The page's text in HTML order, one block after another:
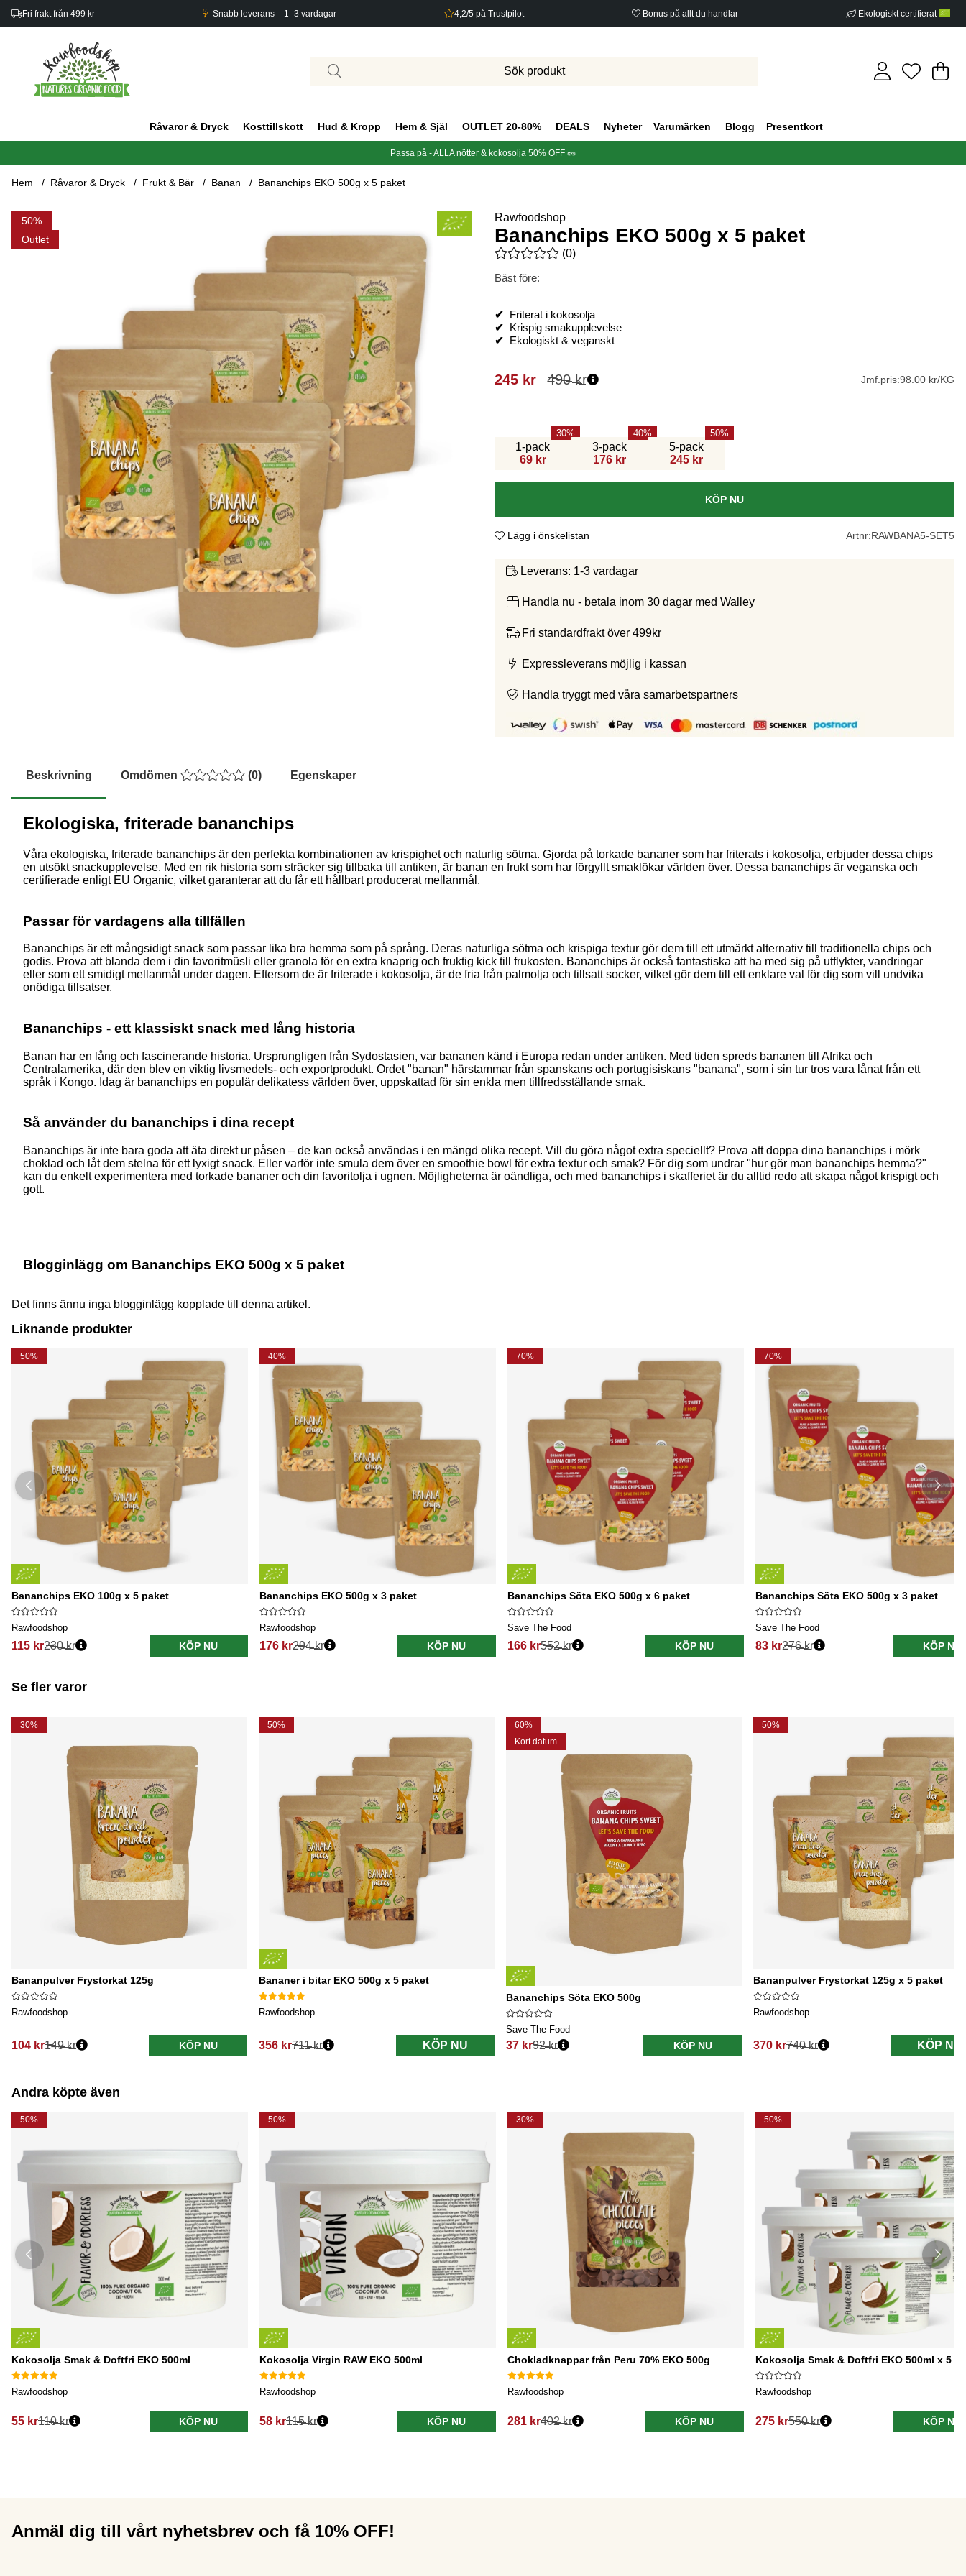
Fri frakt från 499 kr Snabb leverans – 1–3 vardagar 4,2/5 på Trustpilot Bonus på allt du handlar Ekologiskt certifierat
.
Råvaror & Dryck Kosttillskott Hud & Kropp Hem & Själ OUTLET 20-80% DEALS Nyheter Varumärken Blogg Presentkort
Passa på - ALLA nötter & kokosolja 50% OFF 🥜
Hem Råvaror & Dryck Frukt & Bär Banan Bananchips EKO 500g x 5 paket
50
Outlet
Produktbilder Bananchips EKO 500g x 5 paket Rawfoodshop
Bananchips EKO 500g x 5 paket
Medelbetyg 0 av 5 Antal betyg 0
(0)
Bäst före:
✔
Friterat i kokosolja
✔
Krispig smakupplevelse
✔
Ekologiskt & veganskt
490kr
245 kr Jmf.pris:98.00 kr/KG
1-pack
69 kr
30
3-pack
176 kr
40
5-pack
245 kr
50
KÖP NU
Lägg i önskelistan Artnr:RAWBANA5-SET5
Leverans: 1-3 vardagar
Handla nu - betala inom 30 dagar med Walley
Fri standardfrakt över 499kr
Expressleverans möjlig i kassan
Handla tryggt med våra samarbetspartners
Beskrivning Omdömen (0) Egenskaper
Ekologiska, friterade bananchips
Våra ekologiska, friterade bananchips är den perfekta kombinationen av krispighet och naturlig sötma. Gjorda på torkade bananer som har friterats i kokosolja, erbjuder dessa chips
en utsökt snackupplevelse. Med en rik historia som sträcker sig tillbaka till antiken, är banan en frukt som har förgyllt smaklökar världen över. Dessa bananchips är veganska och
certifierade enligt EU Organic, vilket garanterar att du får ett hållbart producerat mellanmål.
Passar för vardagens alla tillfällen
Bananchips är ett mångsidigt snack som passar lika bra hemma som på språng. Deras naturliga sötma och krispiga textur gör dem till ett utmärkt alternativ till traditionella chips och
godis. Prova att blanda dem i din favoritmüsli eller granola för en extra knaprig och fruktig kick till frukosten. Bananchips är också fantastiska att ha med sig på utflykter, vandringar
eller som ett smidigt mellanmål under dagen. Eftersom de är friterade i kokosolja, är de fria från palmolja och tillsatt socker, vilket gör dem till ett enklare val för dig som vill undvika
onödiga tillsatser.
Bananchips - ett klassiskt snack med lång historia
Banan har en lång och fascinerande historia. Ursprungligen från Sydostasien, var bananen känd i Europa redan under antiken. Med tiden spreds bananen till Afrika och
Centralamerika, där den blev en viktig livsmedels- och exportprodukt. Ordet "banan" härstammar från spanskans och portugisiskans "banana", som i sin tur tros vara lånat från ett
språk i Kongo. Idag är bananchips en populär delikatess världen över, uppskattad för sin enkla men tillfredsställande smak.
Så använder du bananchips i dina recept
Bananchips är inte bara goda att äta direkt ur påsen – de kan också användas i en mängd olika recept. Vill du göra något extra speciellt? Prova att doppa dina bananchips i mörk
choklad och låt dem stelna för ett lyxigt snack. Eller varför inte smula dem över en smoothie bowl för extra textur och smak? För dig som undrar "hur gör man bananchips hemma?"
kan du enkelt experimentera med torkade bananer och din favoritolja i ugnen. Möjligheterna är oändliga, och med bananchips i skafferiet är du alltid redo att skapa något krispigt och
gott.
Blogginlägg om Bananchips EKO 500g x 5 paket
Det finns ännu inga blogginlägg kopplade till denna artikel.
Liknande produkter
50%
Bananchips EKO 100g x 5 paket
Rawfoodshop
115 kr230 kr KÖP NU
40%
Bananchips EKO 500g x 3 paket
Rawfoodshop
176 kr294 kr KÖP NU
70%
Bananchips Söta EKO 500g x 6 paket
Save The Food
166 kr552 kr KÖP NU
70%
Bananchips Söta EKO 500g x 3 paket
Save The Food
83 kr276 kr KÖP NU
Se fler varor
30%
Bananpulver Frystorkat 125g
Rawfoodshop
104 kr
Ordinarie pris:
149 kr KÖP NU
50%
Bananer i bitar EKO 500g x 5 paket
Rawfoodshop
356 kr
Ordinarie pris:
711 kr KÖP NU
60%
Kort datum
Bananchips Söta EKO 500g
Save The Food
37 kr
Ordinarie pris:
92 kr KÖP NU
50%
Bananpulver Frystorkat 125g x 5 paket
Rawfoodshop
370 kr
Ordinarie pris:
740 kr KÖP NU
Andra köpte även
50%
Kokosolja Smak & Doftfri EKO 500ml
Rawfoodshop
55 kr110 kr KÖP NU
50%
Kokosolja Virgin RAW EKO 500ml
Rawfoodshop
58 kr115 kr KÖP NU
30%
Chokladknappar från Peru 70% EKO 500g
Rawfoodshop
281 kr402 kr KÖP NU
50%
Kokosolja Smak & Doftfri EKO 500ml x 5
Rawfoodshop
275 kr550 kr KÖP NU
Anmäl dig till vårt nyhetsbrev och få 10% OFF!